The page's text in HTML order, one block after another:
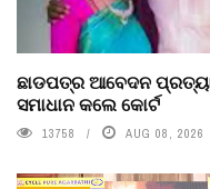
ଛାଡପତ୍ର ଆବେଦନ
ସମାଧାନ କଲେ କୋର୍ଟ
13758 AUG 08, 2026